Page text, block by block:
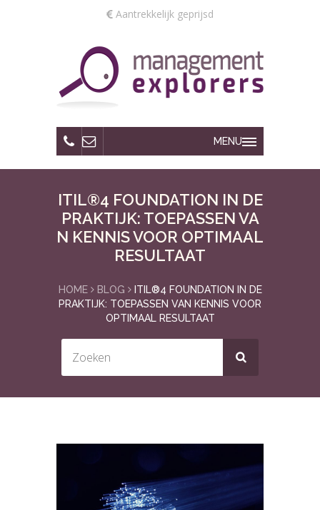
Aantrekkelijk geprijsd
MENU
ITIL®4 FOUNDATION IN DE
PRAKTIJK: TOEPASSEN VA
N KENNIS VOOR OPTIMAAL
RESULTAAT
HOME BLOG
ITIL®4 FOUNDATION IN DE
PRAKTIJK: TOEPASSEN VAN KENNIS VOOR
OPTIMAAL RESULTAAT